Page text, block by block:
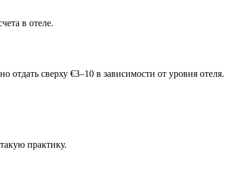
в отеле.
сверху €3–10 в зависимости от уровня отеля.
практику.